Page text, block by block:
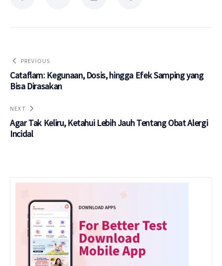
PREVIOUS
Cataflam: Kegunaan, Dosis, hingga Efek Samping yang
Bisa Dirasakan
NEXT
Agar Tak Keliru, Ketahui Lebih Jauh Tentang Obat Alergi
Incidal